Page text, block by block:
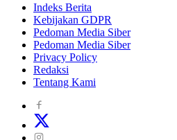
Indeks Berita
Kebijakan GDPR
Pedoman Media Siber
Pedoman Media Siber
Privacy Policy
Redaksi
Tentang Kami